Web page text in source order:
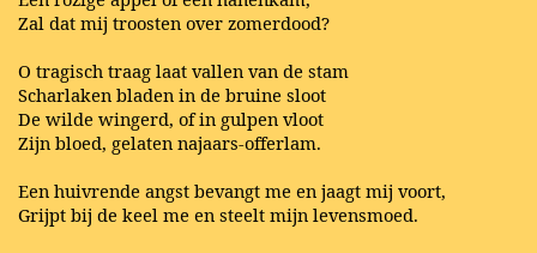
Zal dat mij troosten over zomerdood?
O tragisch traag laat vallen van de stam
Scharlaken bladen in de bruine sloot
De wilde wingerd, of in gulpen vloot
Zijn bloed, gelaten najaars-offerlam.
Een huivrende angst bevangt me en jaagt mij voort,
Grijpt bij de keel me en steelt mijn levensmoed.